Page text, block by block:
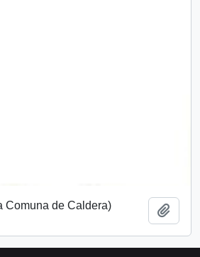
Comuna de Caldera)